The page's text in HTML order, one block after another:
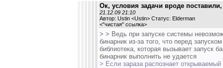
Ок, условия задачи вроде
21.12.09 21:10
Автор: Ustin <Ustin> Статус: Elderman
<"чистая" ссылка>
> > Ведь при запуске системы
бинарник из-за того, что перед
библиотека, которая вызывает запуск
бинарник выполнить не удается
> Если зараза распознает